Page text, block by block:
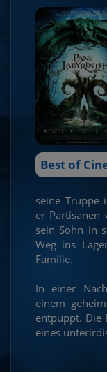
Best of
seine Truppe
er Partisanen
sein Sohn in
Weg ins
Familie.
In einer
einem
entpuppt. Die
eines